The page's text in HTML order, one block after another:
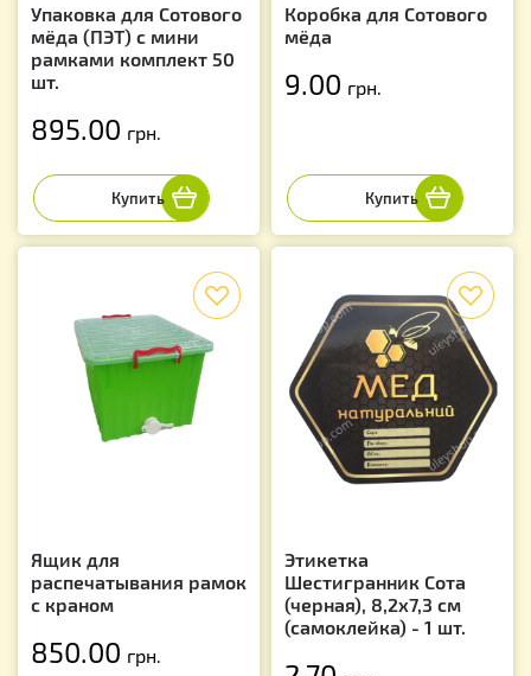
Упаковка для Сотового
мёда (ПЭТ) с мини
рамками комплект 50
шт.
895.00 грн.
Коробка для Сотового
мёда
9.00 грн.
Ящик для
распечатывания рамок
с краном
850.00 грн.
Этикетка
Шестигранник Сота
(черная), 8,2х7,3 см
(самоклейка) - 1 шт.